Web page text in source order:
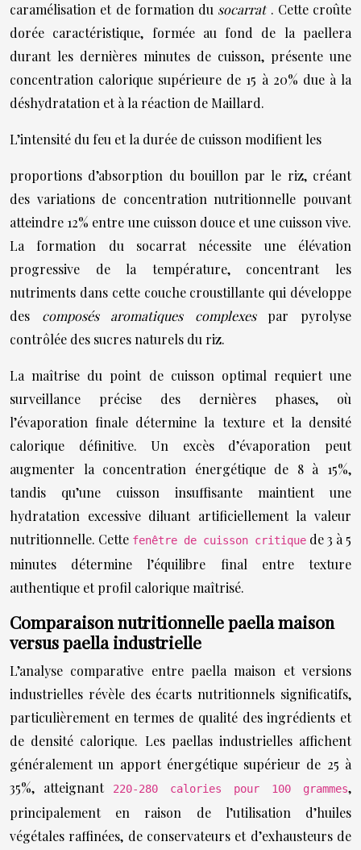
caramélisation et de formation du socarrat . Cette croûte
dorée caractéristique, formée au fond de la paellera
durant les dernières minutes de cuisson, présente une
concentration calorique supérieure de 15 à 20% due à la
déshydratation et à la réaction de Maillard.
L’intensité du feu et la durée de cuisson modifient les
proportions d’absorption du bouillon par le riz, créant
des variations de concentration nutritionnelle pouvant
atteindre 12% entre une cuisson douce et une cuisson vive.
La formation du socarrat nécessite une élévation
progressive de la température, concentrant les
nutriments dans cette couche croustillante qui développe
des composés aromatiques complexespar pyrolyse
contrôlée des sucres naturels du riz.
La maîtrise du point de cuisson optimal requiert une
surveillance précise des dernières phases, où
l’évaporation finale détermine la texture et la densité
calorique définitive. Un excès d’évaporation peut
augmenter la concentration énergétique de 8 à 15%,
tandis qu’une cuisson insuffisante maintient une
hydratation excessive diluant artificiellement la valeur
nutritionnelle. Cette fenêtre de cuisson critique de 3 à 5
minutes détermine l’équilibre final entre texture
authentique et profil calorique maîtrisé.
Comparaison nutritionnelle paella maison
versus paella industrielle
L’analyse comparative entre paella maison et versions
industrielles révèle des écarts nutritionnels significatifs,
particulièrement en termes de qualité des ingrédients et
de densité calorique. Les paellas industrielles affichent
généralement un apport énergétique supérieur de 25 à
35%, atteignant
220-280 calories pour 100 grammes,
principalement en raison de l’utilisation d’huiles
végétales raffinées, de conservateurs et d’exhausteurs de